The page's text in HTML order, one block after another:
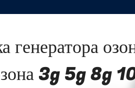
генератора
3g 5g 8g